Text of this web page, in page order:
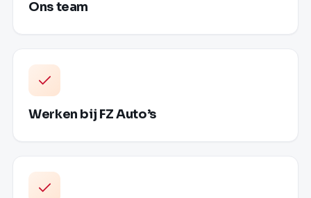
Ons team
Werken bij FZ Auto’s